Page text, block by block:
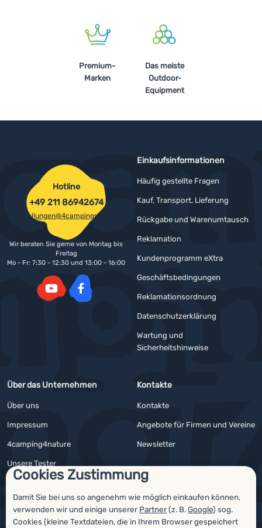
Cookies Zustimmung
Damit Sie bei uns so angenehm wie möglich einkaufen können,
verwenden wir und einige unserer Partner(z. B.Google) sog.
Cookies (kleine Textdateien, die in Ihrem Browser gespeichert
Premium-
Marken
Das meiste
Outdoor-
Equipment
Einkaufsinformationen
Häufig gestellte Fragen
Kauf, Transport, Lieferung
Rückgabe und Warenumtausch
Reklamation
Kundenprogramm eXtra
Geschäftsbedingungen
Reklamationsordnung
Datenschutzerklärung
Wartung und
Sicherheitshinweise
Über das Unternehmen
Über uns
Impressum
4camping4nature
Unsere Tester
Kontakte
Kontakte
Angebote für Firmen und Vereine
Newsletter
Hotline
+49 211 86942674
bestellungen@4campingshop.de
Wir beraten Sie gerne von Montag bis
Freitag
Mo - Fr: 7:30 - 12:30 und 13:00 - 16:00
Auszeichnungen